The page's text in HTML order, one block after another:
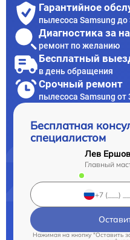
Гарантийное
пылесоса Samsung до
Диагностика за
ремонт по желанию
Бесплатный
в день обращения
Срочный ремонт
пылесоса Samsung от
Бесплатная
специалистом
Лев Ершов
Главный
Нажимая на кнопку "Оставить